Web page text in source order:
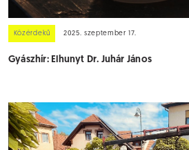
Közérdekű 2025. szeptember 17.
Gyászhír: Elhunyt Dr. Juhár János